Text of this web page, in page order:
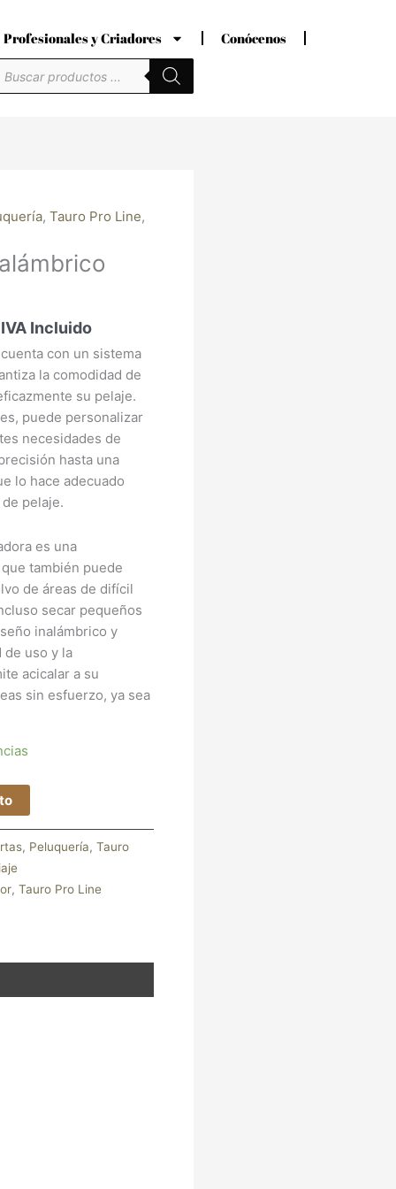
Profesionales y Criadores Conócenos
, Tauro Pro Line,
IVA Incluido
con un sistema
la comodidad de
su pelaje.
puede personalizar
necesidades de
hasta una
lo hace adecuado
pelaje.
es una
también puede
de áreas de difícil
secar pequeños
inalámbrico y
de uso y la
acicalar a su
sin esfuerzo, ya sea
, Peluquería, Tauro
, Tauro Pro Line